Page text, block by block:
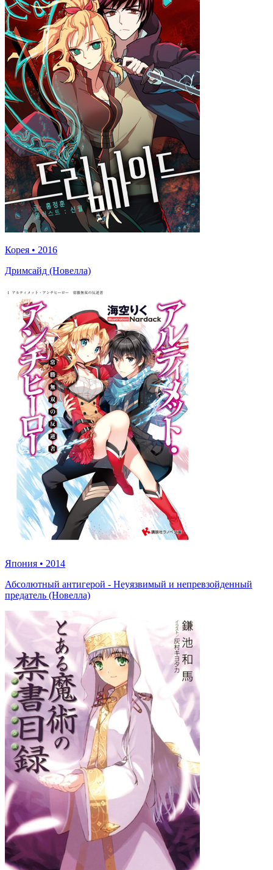
Корея • 2016
Дримсайд (Новелла)
Япония • 2014
Абсолютный антигерой - Неуязвимый и непревзойденный
предатель (Новелла)